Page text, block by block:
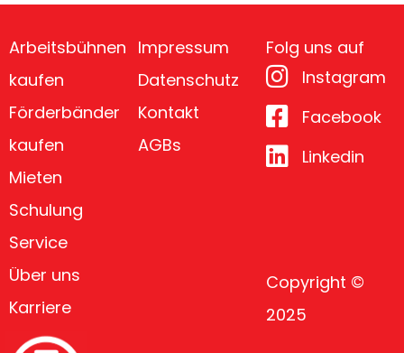
Arbeitsbühnen
kaufen
Förderbänder
kaufen
Mieten
Schulung
Service
Über uns
Karriere
Impressum
Datenschutz
Kontakt
AGBs
Folg uns auf
Instagram
Facebook
Linkedin
Copyright ©
2025